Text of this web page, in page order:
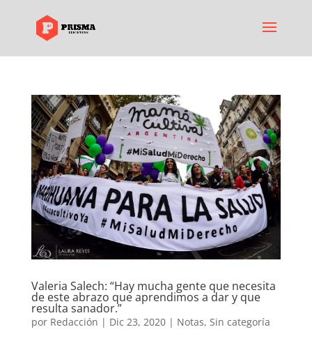
Valeria Salech: “Hay mucha gente que necesita
de este abrazo que aprendimos a dar y que
resulta sanador.”
por Redacción | Dic 23, 2020| Notas, Sin categoría